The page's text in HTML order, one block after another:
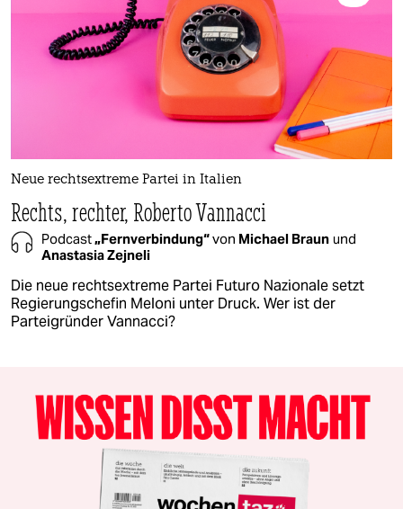
Neue rechtsextreme Partei in Italien
Rechts, rechter, Roberto Vannacci
Podcast„Fernverbindung“von Michael Braun und
Anastasia Zejneli
Die neue rechtsextreme Partei Futuro Nazionale setzt
Regierungschefin Meloni unter Druck. Wer ist der
Parteigründer Vannacci?